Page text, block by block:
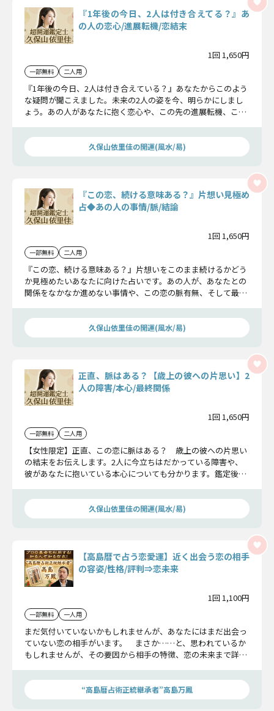
『1年後の今日、2人は付き合えてる？』あ
の人の恋心/進展転機/恋結末
1回 1,650円
一部無料 二人用
『1年後の今日、2人は付き合えている？』あなたからこのよう
な疑問が聞こえました。未来の2人の姿を今、明らかにしまし
ょう。あの人があなたに抱く恋心や、この先の進展転機、この
久保山依里佳の開運(風水/易)
『この恋、続ける意味ある？』片想い見極め
占◆あの人の事情/脈/結論
1回 1,650円
一部無料 二人用
『この恋、続ける意味ある？』片想いをこのまま続けるかどう
か見極めたいあなたに向けた占いです。あの人が、あなたとの
関係をなかなか進めない事情や、この恋の脈有無、そして最終
久保山依里佳の開運(風水/易)
正直、脈はある？【歳上の彼への片思い】2
人の障害/本心/最終関係
1回 1,650円
一部無料 二人用
【女性限定】正直、この恋に脈はある？ 歳上の彼への片思い
の結末をお伝えします。2人に今立ちはだかっている障害や、
彼があなたに抱いている本心についても分かります。鑑定後、
久保山依里佳の開運(風水/易)
【高島暦で占う恋愛運】近く出会う恋の相手
の容姿/性格/評判⇒恋未来
1回 1,100円
一部無料 一人用
まだ気付いていないかもしれませんが、あなたにはまだ出会っ
ていない恋の相手がいます。 まさか……と、思われているか
もしれませんが、その要因から相手の特徴、恋の未来まで詳し
でしょう。
“高島暦占術正統継承者”高島万鳳